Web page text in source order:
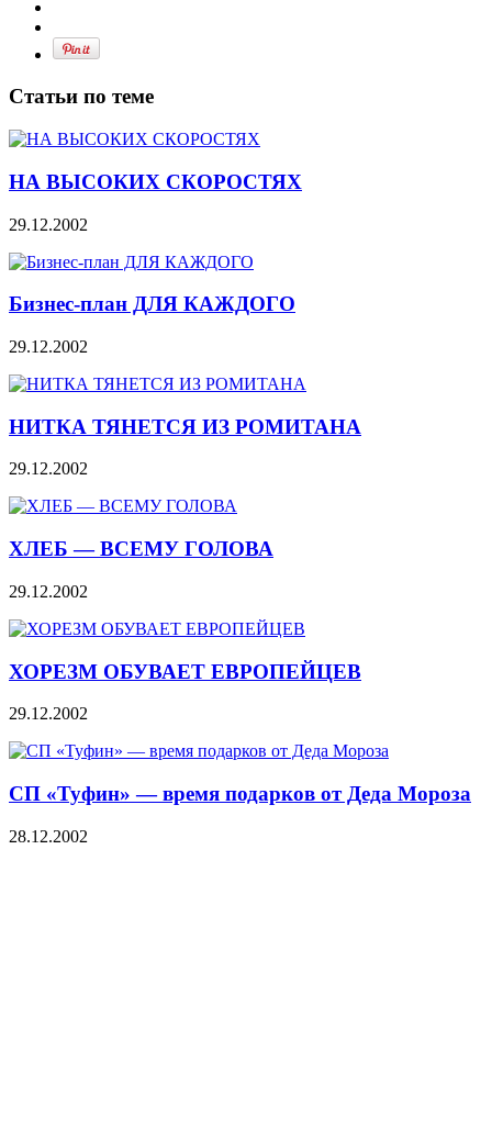
Статьи по теме
НА ВЫСОКИХ СКОРОСТЯХ
29.12.2002
Бизнес-план ДЛЯ КАЖДОГО
29.12.2002
НИТКА ТЯНЕТСЯ ИЗ РОМИТАНА
29.12.2002
ХЛЕБ — ВСЕМУ ГОЛОВА
29.12.2002
ХОРЕЗМ ОБУВАЕТ ЕВРОПЕЙЦЕВ
29.12.2002
СП «Туфин» — время подарков от Деда Мороза
28.12.2002